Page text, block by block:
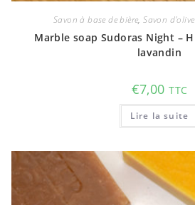
Savon à base de bière,Savon
Marble soap Sudoras Night –
lavandin
€7,00 TTC
Lire la suite